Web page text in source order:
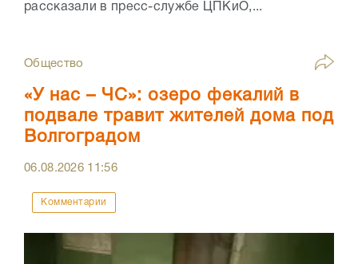
рассказали в пресс-службе ЦПКиО,...
Общество
«У нас – ЧС»: озеро фекалий в
подвале травит жителей дома под
Волгоградом
06.08.2026 11:56
Комментарии